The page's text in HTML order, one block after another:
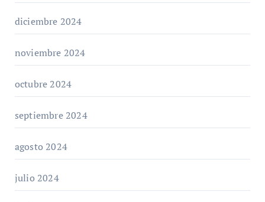
diciembre 2024
noviembre 2024
octubre 2024
septiembre 2024
agosto 2024
julio 2024